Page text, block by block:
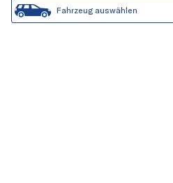
Fahrzeug auswählen